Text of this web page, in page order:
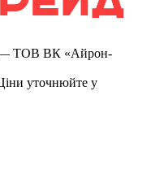
— ТОВ ВК «Айрон-
уточнюйте у